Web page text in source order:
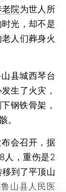
老院为世人所
光，却不是
人们葬身火
县城西琴台
生了火灾，
钢铁骨架，
。
会召开，据
人，重伤是2
到了平顶山
山县人民医